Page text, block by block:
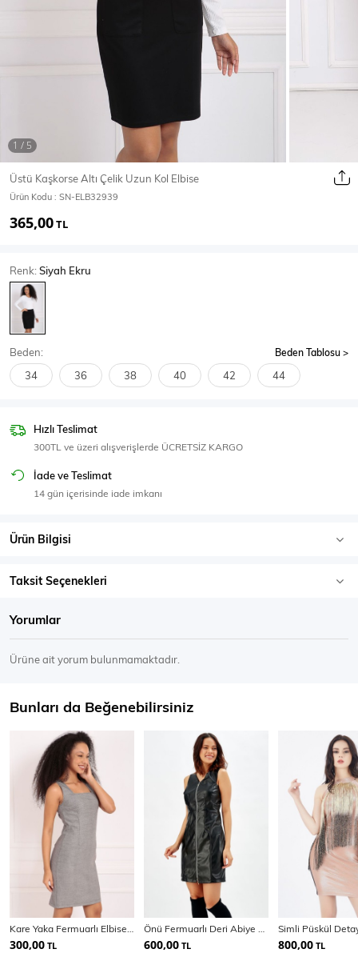
Yağmurluk
T-Shirt
Body
SPOR GİYİM
Eşofman Üstü
Üstü Kaşkorse Altı Çelik Uzun Kol Elbise
Ürün Kodu : SN-ELB32939
365,00TL
Renk:Siyah Ekru
Beden: Beden Tablosu
34 36 38 40 42 44
Hızlı Teslimat
300TL ve üzeri alışverişlerde ÜCRETSİZ KARGO
İade ve Teslimat
14 gün içerisinde iade imkanı
Ürün Bilgisi
Taksit Seçenekleri
Yorumlar
Ürüne ait yorum bulunmamaktadır.
Bunları da Beğenebilirsiniz
300,00 TL 600,00 TL 800,00 TL